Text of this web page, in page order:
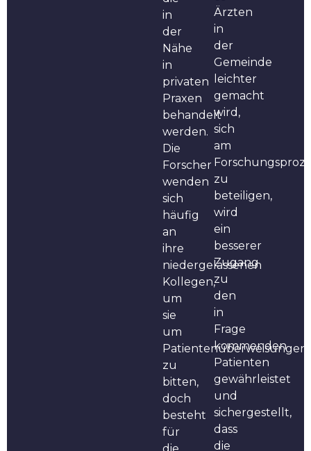
in
der
Nähe
in
privaten
Praxen
behandelt
werden.
Die
Forscher
wenden
sich
häufig
an
ihre
niedergelassenen
Kollegen,
um
sie
um
Patientenüberweisungen
zu
bitten,
doch
besteht
für
Ärzten
in
der
Gemeinde
leichter
gemacht
wird,
sich
am
zu
beteiligen,
wird
ein
besserer
Zugang
zu
den
in
Frage
kommenden
Patienten
gewährleistet
und
sichergestellt,
dass
die